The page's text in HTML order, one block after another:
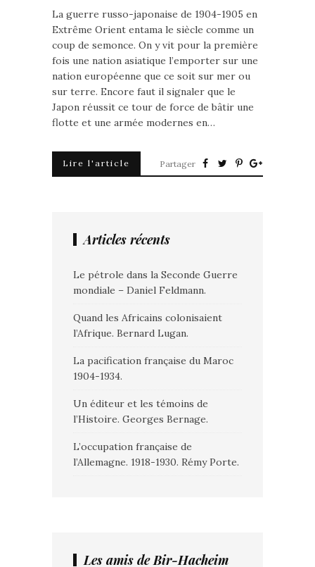
La guerre russo-japonaise de 1904-1905 en
Extrême Orient entama le siècle comme un
coup de semonce. On y vit pour la première
fois une nation asiatique l’emporter sur une
nation européenne que ce soit sur mer ou
sur terre. Encore faut il signaler que le
Japon réussit ce tour de force de bâtir une
flotte et une armée modernes en…
Lire l'article Partager
Articles récents
Le pétrole dans la Seconde Guerre
mondiale – Daniel Feldmann.
Quand les Africains colonisaient
l’Afrique. Bernard Lugan.
La pacification française du Maroc
1904-1934.
Un éditeur et les témoins de
l’Histoire. Georges Bernage.
L’occupation française de
l’Allemagne. 1918-1930. Rémy Porte.
Les amis de Bir-Hacheim